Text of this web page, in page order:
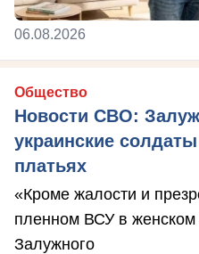
06.08.2026
Общество
Новости СВО:
украинские
платьях
«Кроме жалости и
пленном ВСУ в женском
Залужного